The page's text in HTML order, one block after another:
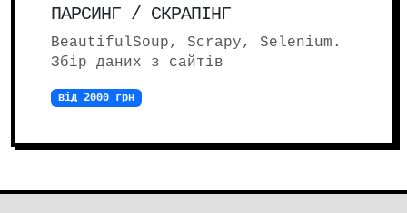
ПАРСИНГ / СКРАПІНГ
BeautifulSoup, Scrapy, Selenium.
Збір даних з сайтів
від 2000 грн